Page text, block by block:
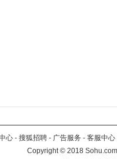
心 - 搜狐招聘 - 广告服务 - 客服中心
Copyright©2018